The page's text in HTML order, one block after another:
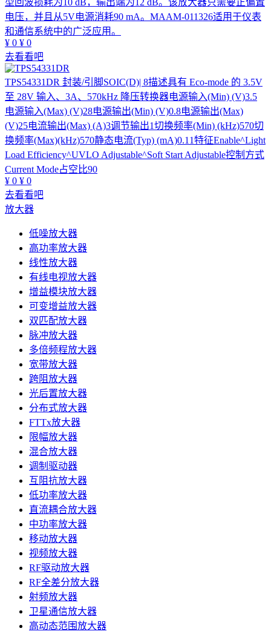
型回波损耗为10 dB，输出端为12 dB。该放大器只需要正偏置
电压，并且从5V电源消耗90 mA。MAAM-011326适用于仪表
和通信系统中的广泛应用。
¥ 0 ¥ 0
去看看吧
TPS54331DR 封装/引脚SOIC(D)| 8描述具有 Eco-mode 的 3.5V
至 28V 输入、3A、570kHz 降压转换器电源输入(Min) (V)3.5
电源输入(Max) (V)28电源输出(Min) (V)0.8电源输出(Max)
(V)25电流输出(Max) (A)3调节输出1切换频率(Min) (kHz)570切
换频率(Max)(kHz)570静态电流(Typ) (mA)0.11特征Enable^Light
Load Efficiency^UVLO Adjustable^Soft Start Adjustable控制方式
Current Mode占空比90
¥ 0 ¥ 0
去看看吧
放大器
低噪放大器
高功率放大器
线性放大器
有线电视放大器
增益模块放大器
可变增益放大器
双匹配放大器
脉冲放大器
多倍频程放大器
宽带放大器
跨阻放大器
光后置放大器
分布式放大器
FTTx放大器
限幅放大器
混合放大器
调制驱动器
互阻抗放大器
低功率放大器
直流耦合放大器
中功率放大器
移动放大器
视频放大器
RF驱动放大器
RF全差分放大器
射频放大器
卫星通信放大器
高动态范围放大器